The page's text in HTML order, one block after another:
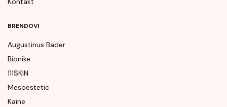
BRENDOVI
Augustinus Bader
Bionike
111SKIN
Mesoestetic
Kaine